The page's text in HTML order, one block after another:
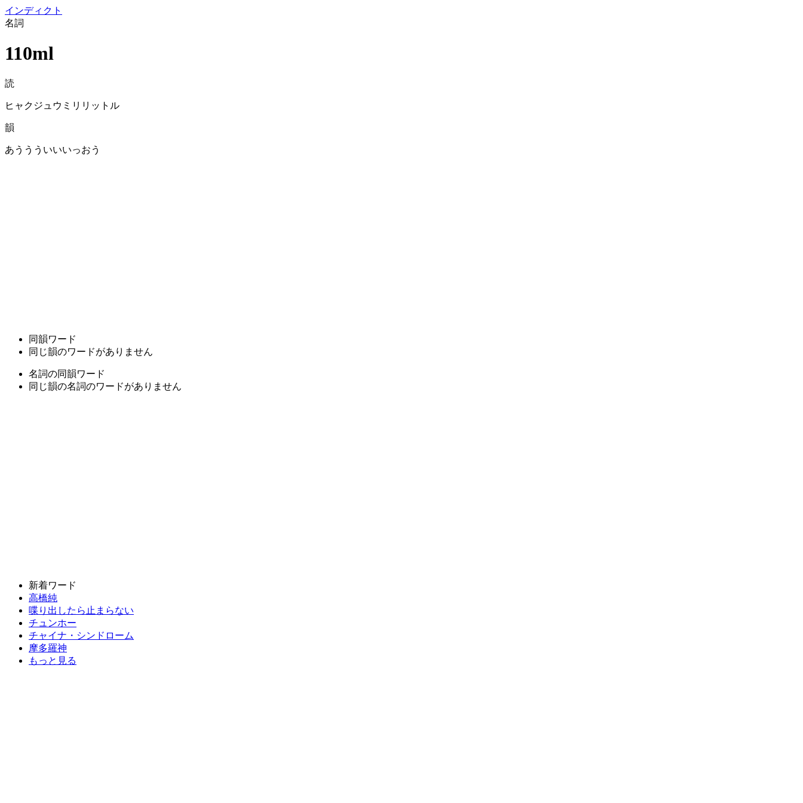
インディクト
名詞
110ml
読
ヒャクジュウミリリットル
韻
あううういいいっおう
同韻ワード
同じ韻のワードがありません
名詞の同韻ワード
同じ韻の名詞のワードがありません
新着ワード
高橋純
喋り出したら止まらない
チュンホー
チャイナ・シンドローム
摩多羅神
もっと見る